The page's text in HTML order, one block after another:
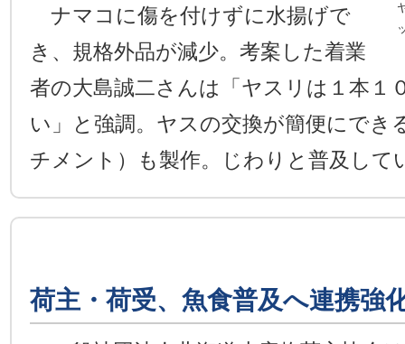
ナマコに傷を付けずに水揚げで
き、規格外品が減少。考案した着業
者の大島誠二さんは「ヤスリは１本１
い」と強調。ヤスの交換が簡便にでき
チメント）も製作。じわりと普及して
荷主・荷受、魚食普及へ連携